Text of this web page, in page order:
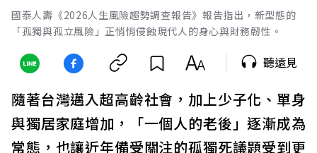
國泰人壽《2026人生風險趨勢調查報告》報告指出，新型態的
「孤獨與孤立風險」正悄悄侵蝕現代人的身心與財務韌性。
聽遠見
隨著台灣邁入超高齡社會，加上少子化、單身
與獨居家庭增加，「一個人的老後」逐漸成為
常態，也讓近年備受關注的孤獨死議題受到更